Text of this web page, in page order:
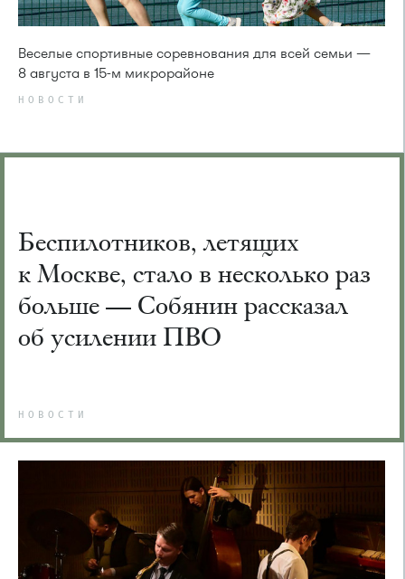
Веселые спортивные соревнования для всей семьи —
8 августа в 15-м микрорайоне
НОВОСТИ
Беспилотников, летящих
к Москве, стало в несколько раз
больше — Собянин рассказал
об усилении ПВО
НОВОСТИ